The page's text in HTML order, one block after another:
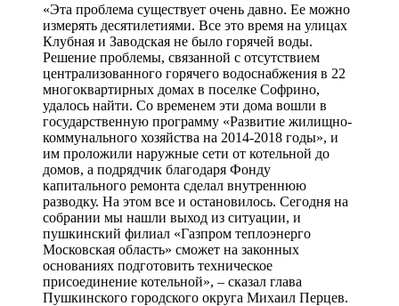
«Эта проблема существует очень давно. Ее можно
измерять десятилетиями. Все это время на улицах
Клубная и Заводская не было горячей воды.
Решение проблемы, связанной с отсутствием
централизованного горячего водоснабжения в 22
многоквартирных домах в поселке Софрино,
удалось найти. Со временем эти дома вошли в
государственную программу «Развитие жилищно-
коммунального хозяйства на 2014-2018 годы», и
им проложили наружные сети от котельной до
домов, а подрядчик благодаря Фонду
капитального ремонта сделал внутреннюю
разводку. На этом все и остановилось. Сегодня на
собрании мы нашли выход из ситуации, и
пушкинский филиал «Газпром теплоэнерго
Московская область» сможет на законных
основаниях подготовить техническое
присоединение котельной», – сказал глава
Пушкинского городского округа Михаил Перцев.